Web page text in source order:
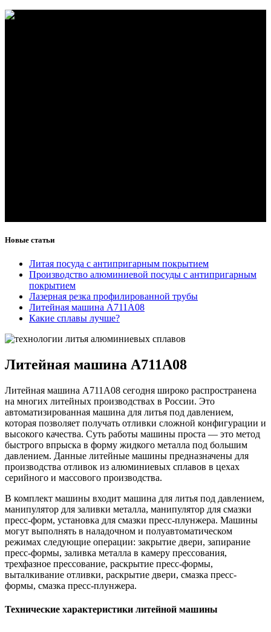
Новые статьи
Литая посуда с антипригарным покрытием
Производство алюминиевой посуды с антипригарным
покрытием
Лазерная резка профилированной трубы
Литейная машина А711А08
Какие сплавы лучше?
Литейная машина А711А08
Литейная машина А711А08 сегодня широко распространена
на многих литейных производствах в России. Это
автоматизированная машина для литья под давлением,
которая позволяет получать отливки сложной конфигурации и
высокого качества. Суть работы машины проста — это метод
быстрого впрыска в форму жидкого металла под большим
давлением. Данные литейные машины предназначены для
производства отливок из алюминиевых сплавов в цехах
серийного и массового производства.
В комплект машины входит машина для литья под давлением,
манипулятор для заливки металла, манипулятор для смазки
пресс-форм, установка для смазки пресс-плунжера. Машины
могут выполнять в наладочном и полуавтоматическом
режимах следующие операции: закрытие двери, запирание
пресс-формы, заливка металла в камеру прессования,
трехфазное прессование, раскрытие пресс-формы,
выталкивание отливки, раскрытие двери, смазка пресс-
формы, смазка пресс-плунжера.
Технические характеристики литейной машины